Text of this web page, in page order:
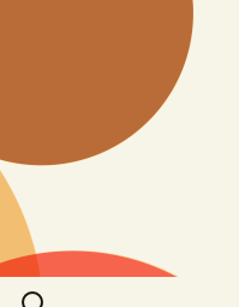
Buscar: